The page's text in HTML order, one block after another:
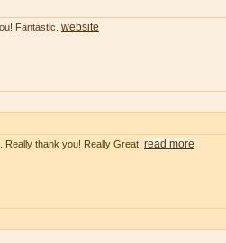
Fantastic. website
Really thank you! Really Great. read more